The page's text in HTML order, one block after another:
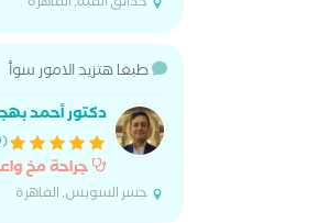
طبعا هتزيد الامور سوأ
دكتور أحمد
(30 تقييم)
جراحة مخ
جسر السويس, القاهرة